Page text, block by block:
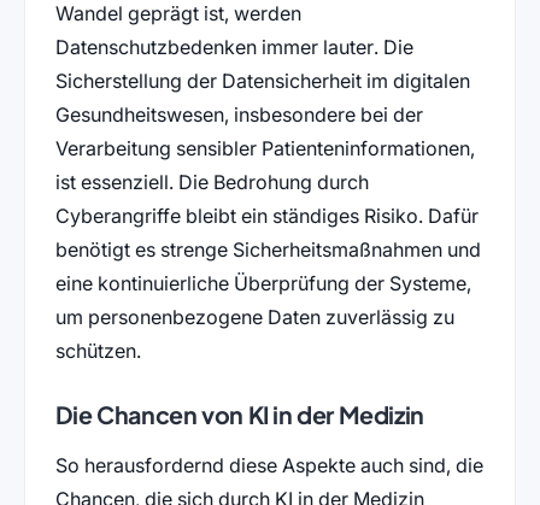
Wandel geprägt ist, werden
Datenschutzbedenken immer lauter. Die
Sicherstellung der Datensicherheit im digitalen
Gesundheitswesen, insbesondere bei der
Verarbeitung sensibler Patienteninformationen,
ist essenziell. Die Bedrohung durch
Cyberangriffe bleibt ein ständiges Risiko. Dafür
benötigt es strenge Sicherheitsmaßnahmen und
eine kontinuierliche Überprüfung der Systeme,
um personenbezogene Daten zuverlässig zu
schützen.
Die Chancen von KI in der Medizin
So herausfordernd diese Aspekte auch sind, die
Chancen, die sich durch KI in der Medizin